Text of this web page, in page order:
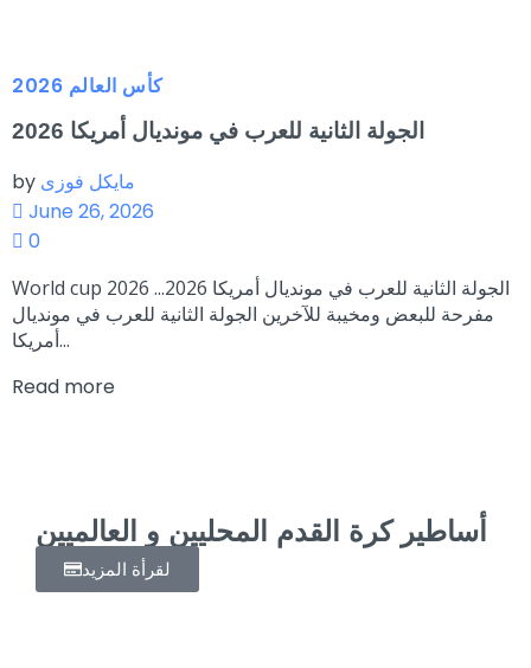
أساطير كرة القدم المحليين و العالميين
لقرأة المزيد
كأس العالم 2026
الجولة الثانية للعرب في مونديال أمريكا 2026
by مايكل فوزى
June 26, 2026
0
World cup 2026 الجولة الثانية للعرب في مونديال أمريكا 2026...
مفرحة للبعض ومخيبة للآخرين الجولة الثانية للعرب في مونديال
أمريكا...
Read more